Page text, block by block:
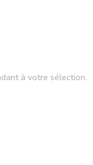
à votre sélection.